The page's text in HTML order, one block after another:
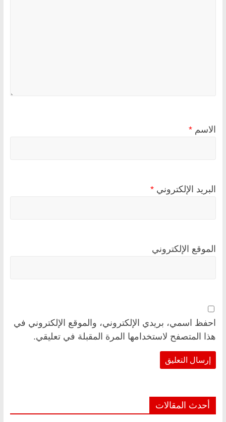
الاسم *
البريد الإلكتروني *
الموقع الإلكتروني
احفظ اسمي، بريدي الإلكتروني، والموقع الإلكتروني في
هذا المتصفح لاستخدامها المرة المقبلة في تعليقي.
أحدث المقالات